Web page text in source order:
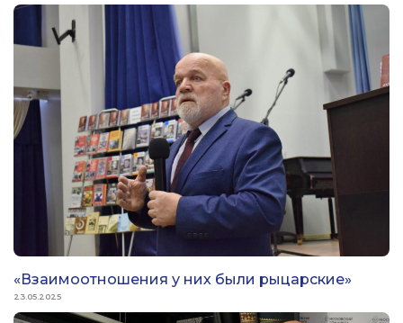
«Взаимоотношения у них были рыцарские»
23.05.2025